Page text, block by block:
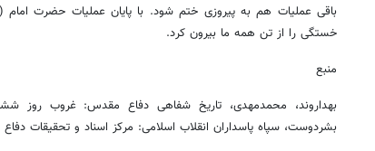
باقی عملیات هم به پیروزی ختم شود. با پایان عملیات حضرت امام
خستگی را از تن همه ما بیرون کرد.
منبع
بهداروند، محمدمهدی، تاریخ شفاهی دفاع مقدس: غروب روز
بشردوست، سپاه پاسداران انقلاب اسلامی: مرکز اسناد و تحقیقات دفاع مقدس، تهران